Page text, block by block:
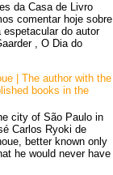
da Casa de Livro
comentar hoje sobre
espetacular do autor
, O Dia do
| The author with the
books in the
city of São Paulo in
Carlos Ryoki de
better known only
he would never have